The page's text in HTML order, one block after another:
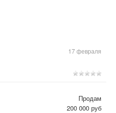
17 февраля
Продам
200 000 руб